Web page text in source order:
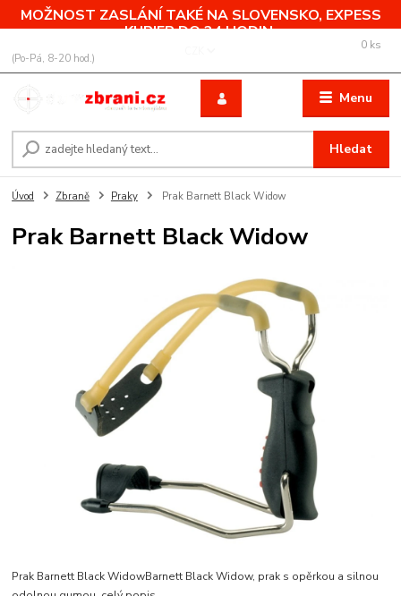
MOŽNOST ZASLÁNÍ TAKÉ NA SLOVENSKO, EXPESS
KURIER DO 24 HODIN.
Menu
Hledat
(Po-Pá, 8-20 hod.)
0 ks
Úvod Zbraně Praky Prak Barnett Black Widow
Prak Barnett Black Widow
Prak Barnett Black WidowBarnett Black Widow, prak s opěrkou a silnou